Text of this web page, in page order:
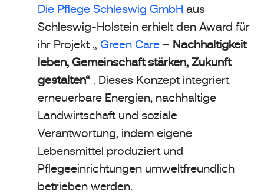
Die Pflege Schleswig GmbH aus
Schleswig-Holstein erhielt den Award für
ihr Projekt „ Green Care – Nachhaltigkeit
leben, Gemeinschaft stärken, Zukunft
gestalten“ . Dieses Konzept integriert
erneuerbare Energien, nachhaltige
Landwirtschaft und soziale
Verantwortung, indem eigene
Lebensmittel produziert und
Pflegeeinrichtungen umweltfreundlich
betrieben werden.